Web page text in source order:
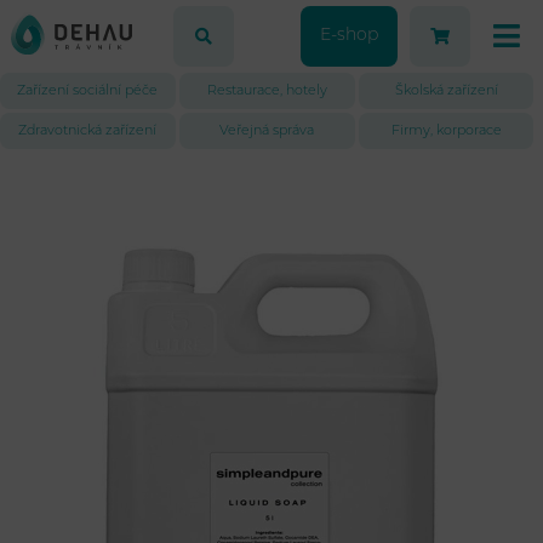
E-shop
Zařízení sociální péče Restaurace, hotely Školská zařízení
Zdravotnická zařízení Veřejná správa Firmy, korporace